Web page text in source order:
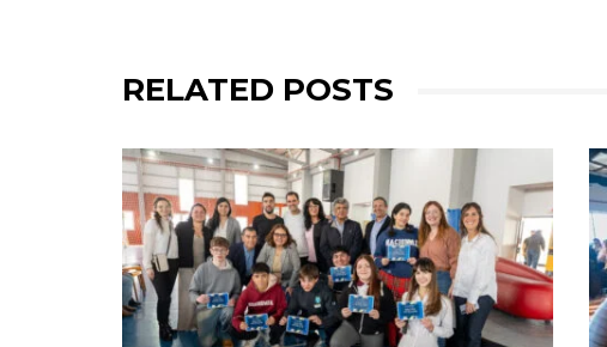
RELATED POSTS